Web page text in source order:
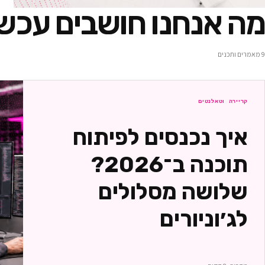
מה אנחנו חושבים
9 מאמרים ותכנים
קריירה וטאלנטים
איך נכנסים לפיתוח
תוכנה ב־2026?
שלושה מסלולים
לג׳וניורים